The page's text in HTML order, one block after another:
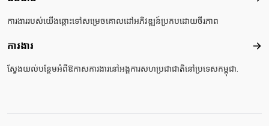
ការងាររបស់យើងឆ្ពោះទៅសម្រេចគោលដៅអភិវឌ្ឍន៍ប្រកបដោយចីរភាព
ការងារ ការ
ស្វែងយល់បន្ថែមអំពីឱកាសការងារនៅអង្គការសហប្រជាជាតិនៅប្រទេសកម្ពុជា.